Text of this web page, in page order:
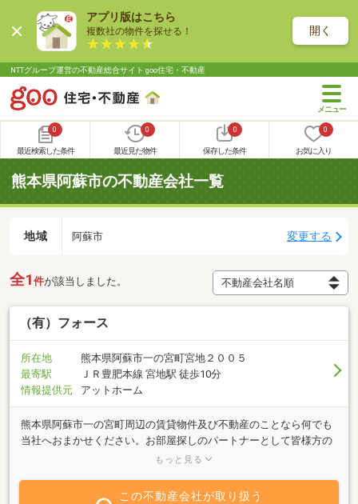
アプリ版はこちら
複数社の物件を探せる！ 開く
NTTグループ運営の不動産総合サイト goo住宅・不動産
0
最近検索した条件
0
最近見た物件
0
保存した条件
0
お気に入り
熊本県阿蘇市の不動産会社一覧
地域 阿蘇市 変更する
全1 件が該当しました。
（有）フォース
所在地
熊本県阿蘇市一の宮町宮地２００５
最寄駅
ＪＲ豊肥本線 宮地駅 徒歩10分
情報提供元
アットホーム
熊本県阿蘇市一の宮町周辺の賃貸物件及び不動産のことなら何でも
当社へおまかせください。お部屋探しのパートナーとして皆様方の
お住まい探しを全力でお手伝いいたします。当社はＪＲ宮地駅の目
ください。阿蘇の雄大な大自然も満喫できますよ。
もっと見る
この不動産会社が取り扱う